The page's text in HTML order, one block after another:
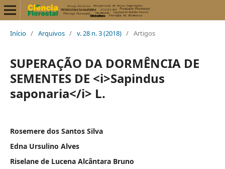
Início / Arquivos / v. 28 n. 3 (2018) / Artigos
SUPERAÇÃO DA DORMÊNCIA DE
SEMENTES DE <i>Sapindus
saponaria</i> L.
Rosemere dos Santos Silva
Edna Ursulino Alves
Riselane de Lucena Alcântara Bruno